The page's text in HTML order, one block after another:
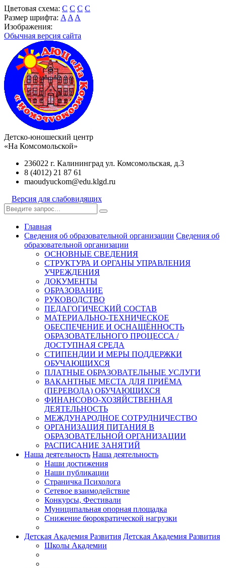
Цветовая схема: C C C C
Размер шрифта: A A A
Изображения:
Обычная версия сайта
Детско-юношеский центр
«На Комсомольской»
236022 г. Калининград ул. Комсомольская, д.3
8 (4012) 21 87 61
maoudyuckom@edu.klgd.ru
Версия для слабовидящих
Главная
Сведения об образовательной организации Сведения об
образовательной организации
ОСНОВНЫЕ СВЕДЕНИЯ
СТРУКТУРА И ОРГАНЫ УПРАВЛЕНИЯ
УЧРЕЖДЕНИЯ
ДОКУМЕНТЫ
ОБРАЗОВАНИЕ
РУКОВОДСТВО
ПЕДАГОГИЧЕСКИЙ СОСТАВ
МАТЕРИАЛЬНО-ТЕХНИЧЕСКОЕ
ОБЕСПЕЧЕНИЕ И ОСНАЩЁННОСТЬ
ОБРАЗОВАТЕЛЬНОГО ПРОЦЕССА /
ДОСТУПНАЯ СРЕДА
СТИПЕНДИИ И МЕРЫ ПОДДЕРЖКИ
ОБУЧАЮЩИХСЯ
ПЛАТНЫЕ ОБРАЗОВАТЕЛЬНЫЕ УСЛУГИ
ВАКАНТНЫЕ МЕСТА ДЛЯ ПРИЁМА
(ПЕРЕВОДА) ОБУЧАЮЩИХСЯ
ФИНАНСОВО-ХОЗЯЙСТВЕННАЯ
ДЕЯТЕЛЬНОСТЬ
МЕЖДУНАРОДНОЕ СОТРУДНИЧЕСТВО
ОРГАНИЗАЦИЯ ПИТАНИЯ В
ОБРАЗОВАТЕЛЬНОЙ ОРГАНИЗАЦИИ
РАСПИСАНИЕ ЗАНЯТИЙ
Наша деятельность Наша деятельность
Наши достижения
Наши публикации
Страничка Психолога
Сетевое взаимодействие
Конкурсы, Фестивали
Муниципальная опорная площадка
Снижение бюрократической нагрузки
Детская Академия Развития Детская Академия Развития
Школы Академии